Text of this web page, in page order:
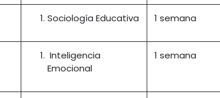
Sociología Educativa 1 semana
Inteligencia
Emocional
1 semana